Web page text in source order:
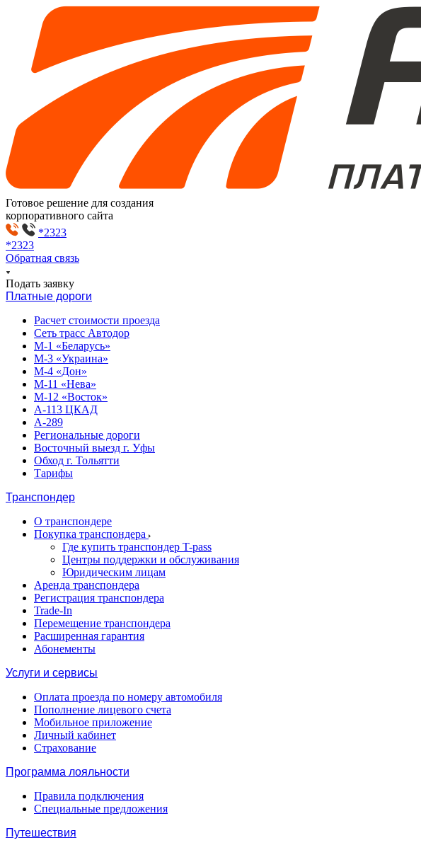
Готовое решение для создания
корпоративного сайта
*2323
*2323
Обратная связь
Подать заявку
Платные дороги
Расчет стоимости проезда
Сеть трасс Автодор
М-1 «Беларусь»
М-3 «Украина»
М-4 «Дон»
М-11 «Нева»
М-12 «Восток»
А-113 ЦКАД
А-289
Региональные дороги
Восточный выезд г. Уфы
Обход г. Тольятти
Тарифы
Транспондер
О транспондере
Покупка транспондера
Где купить транспондер T-pass
Центры поддержки и обслуживания
Юридическим лицам
Аренда транспондера
Регистрация транспондера
Trade-In
Перемещение транспондера
Расширенная гарантия
Абонементы
Услуги и сервисы
Оплата проезда по номеру автомобиля
Пополнение лицевого счета
Мобильное приложение
Личный кабинет
Страхование
Программа лояльности
Правила подключения
Специальные предложения
Путешествия